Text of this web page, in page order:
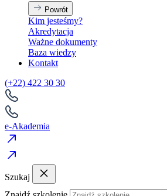
Powrót
Kim jesteśmy?
Akredytacja
Ważne dokumenty
Baza wiedzy
Kontakt
(+22) 422 30 30
e-Akademia
Szukaj